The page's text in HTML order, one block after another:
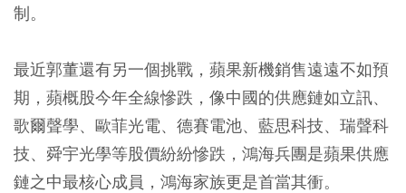
制。
最近郭董還有另一個挑戰，蘋果新機銷售遠遠不如預
期，蘋概股今年全線慘跌 ，像中國的供應鏈如立訊、
歌爾聲學、歐菲光電、德賽電池、藍思科技、瑞聲科
技、舜宇光學等股價紛紛慘跌，鴻海兵團是蘋果供應
鏈之中最核心成員，鴻海家族更是首當其衝。